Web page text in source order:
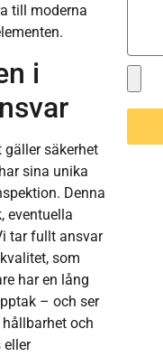
till moderna
i
säkerhet
sina unika
Denna
eventuella
tar fullt ansvar
som
har en lång
– och ser
och
eller